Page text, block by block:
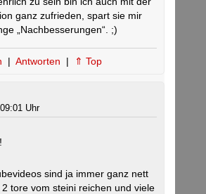
ganz zufrieden, spart sie mir
„Nachbesserungen“. ;)
| Antworten | ⇑ Top
Uhr
sind ja immer ganz nett
tore vom steini reichen und viele